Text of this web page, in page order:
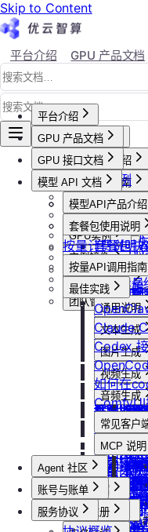
Skip to Content
平台介绍 GPU 产品文档
Agent 社区
平台介绍
平台概述
平台介绍
加入社群
用户等级与推荐
会员等级
用户推荐
产品更新公告
GPU-新
模型API-
活动及价格更新
双11夜间
2025国
GPU 产品文档
GPU产品介绍
功能概览
已上线卡
可用区介
GPU操作指南
【新人必
镜像选择
创建实例
登录实例
本地数据
文件管理
制作私有
调用公共
防火墙及
配置外网
云硬盘扩
云存储挂
模型库挂
自启动
手动安装
无卡模式
GPU抢占式实例
GPU抢
发布社区镜像
如何发布
更新已发
计费与回收
计费概览
计费方式
到期或欠
续费管理
回收规则
GPU最佳实践
Isaac系
通过
ubuntu
ubuntu
ubuntu
使用
机器人
使用
使用
GPU 接口文档
API接口范例
CLI&Skills
常见错误码
GPU实例
创建
获取实例
启动实例
关闭实例
删除实例
重启实例
重装实例
重置实例
升降配实
获取支
查询网
检查指定
获取可用
获取机型
查询软件
实例镜像
获取自制
创建自制
删除算力
获取社区
获取平台
查询镜像
获取镜像
查询他人
查询已收
查询自
查询指定
查询镜像
共享/取
发布镜像
磁盘与云存储
创建并挂
删除云盘
卸载云盘
扩容云盘
挂载已有
查询云盘
挂载
云存储文
团队管理
创建团队
邀请成员
删除团队
查询成员
查询成员
查询成员
查询成员
导出团队
获取团队
查询已创
查询团
查询已加
模型 API 文档
模型API产品介绍
模型API
套餐包使用说明
套餐包快
套餐计费
套餐用量
客户端接
按量计费说明
按量API调用指南
快速开始
通用说明
认
错
文本生成
如
模
思
图片生成
视频生成
音频生成
自
通
常见问题
最佳实践
Claude
Codex
如何在
ComfyUI
常见客户
Dify
纳
n8n
MCP 说明
通
通
Agent 社区
产品介绍
产品介绍
快速开始
控制台操作
账号与账单
账号注册
服务协议